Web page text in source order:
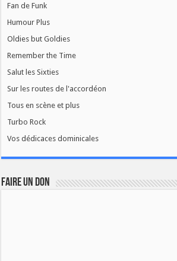
Fan de Funk
Humour Plus
Oldies but Goldies
Remember the Time
Salut les Sixties
Sur les routes de l'accordéon
Tous en scène et plus
Turbo Rock
Vos dédicaces dominicales
FAIRE UN DON